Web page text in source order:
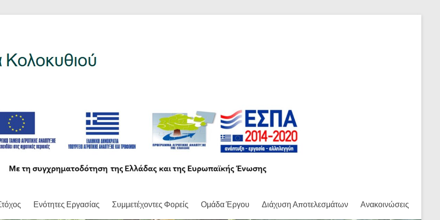
Ενότητες Εργασίας Συμμετέχοντες Φορείς Ομάδα Έργου Διάχυση Αποτελεσμάτων Ανακοινώσεις